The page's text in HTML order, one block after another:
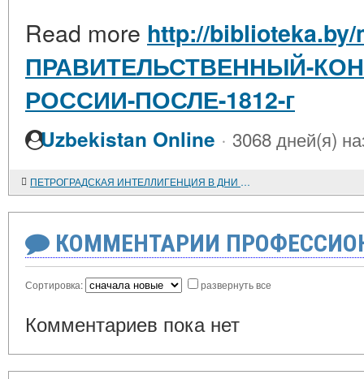
Read more http://
ПРАВИТЕЛЬСТВЕННЫЙ-
РОССИИ-ПОСЛЕ-1812-г
Uzbekistan Online · 3068 дней(я)
ПЕТРОГРАДСКАЯ ИНТЕЛЛИГЕНЦИЯ В ДНИ ФЕВРАЛЬСКОЙ РЕВОЛЮЦИИ
КОММЕНТАРИИ
Сортировка: развернуть все
Комментариев пока нет